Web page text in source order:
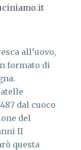
all’uovo,
formato di
dal cuoco
del
II
questa